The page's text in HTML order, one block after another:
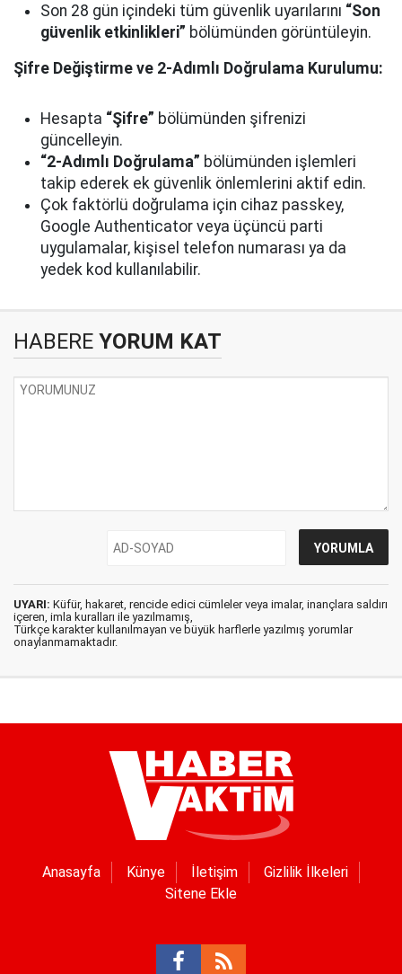
Son 28 gün içindeki tüm güvenlik uyarılarını “Son
güvenlik etkinlikleri” bölümünden görüntüleyin.
Şifre Değiştirme ve 2-Adımlı Doğrulama Kurulumu:
Hesapta “Şifre” bölümünden şifrenizi
güncelleyin.
“2-Adımlı Doğrulama” bölümünden işlemleri
takip ederek ek güvenlik önlemlerini aktif edin.
Çok faktörlü doğrulama için cihaz passkey,
Google Authenticator veya üçüncü parti
uygulamalar, kişisel telefon numarası ya da
yedek kod kullanılabilir.
HABERE YORUM KAT
UYARI: Küfür, hakaret, rencide edici cümleler veya imalar, inançlara saldırı
içeren, imla kuralları ile yazılmamış,
Türkçe karakter kullanılmayan ve büyük harflerle yazılmış yorumlar
onaylanmamaktadır.
Anasayfa Künye İletişim
Gizlilik İlkeleri
Sitene Ekle